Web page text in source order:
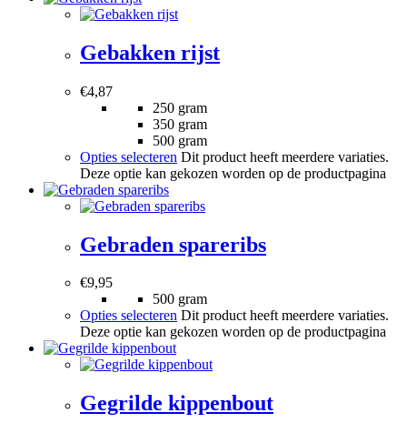
Gebakken rijst
€4,87
250 gram
350 gram
500 gram
Opties selecteren Dit product heeft meerdere variaties.
Deze optie kan gekozen worden op de productpagina
Gebraden spareribs
€9,95
500 gram
Opties selecteren Dit product heeft meerdere variaties.
Deze optie kan gekozen worden op de productpagina
Gegrilde kippenbout